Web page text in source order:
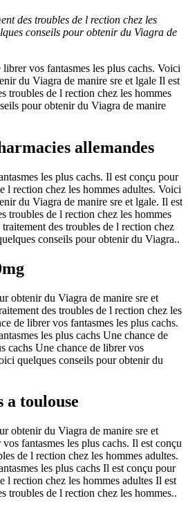
des troubles de l rection chez les
conseils pour obtenir du Viagra de
librer vos fantasmes les plus cachs. Voici
du Viagra de manire sre et lgale Il est
troubles de l rection chez les hommes
pour obtenir du Viagra de manire
allemandes
les plus cachs. Il est conçu pour
l rection chez les hommes adultes. Voici
du Viagra de manire sre et lgale. Il est
troubles de l rection chez les hommes
des troubles de l rection chez
conseils pour obtenir du Viagra..
obtenir du Viagra de manire sre et
des troubles de l rection chez les
de librer vos fantasmes les plus cachs.
les plus cachs Une chance de
cachs Une chance de librer vos
quelques conseils pour obtenir du
a toulouse
obtenir du Viagra de manire sre et
fantasmes les plus cachs. Il est conçu
de l rection chez les hommes adultes.
les plus cachs Il est conçu pour
l rection chez les hommes adultes Il est
troubles de l rection chez les hommes..